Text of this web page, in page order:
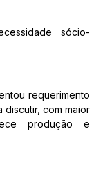
sócio-
requerimento
com maior
produção e